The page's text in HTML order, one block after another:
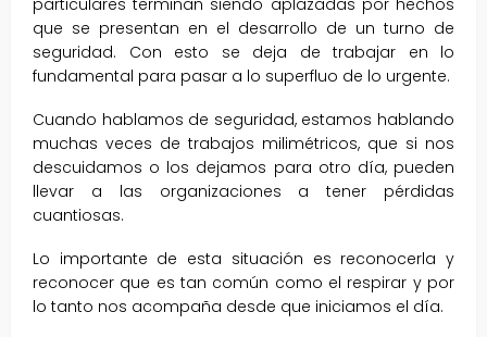
que se presentan en el desarrollo de un turno de
seguridad. Con esto se deja de trabajar en lo
fundamental para pasar a lo superfluo de lo urgente.
Cuando hablamos de seguridad, estamos hablando
muchas veces de trabajos milimétricos, que si nos
descuidamos o los dejamos para otro día, pueden
llevar a las organizaciones a tener pérdidas
cuantiosas.
Lo importante de esta situación es reconocerla y
reconocer que es tan común como el respirar y por
lo tanto nos acompaña desde que iniciamos el día.